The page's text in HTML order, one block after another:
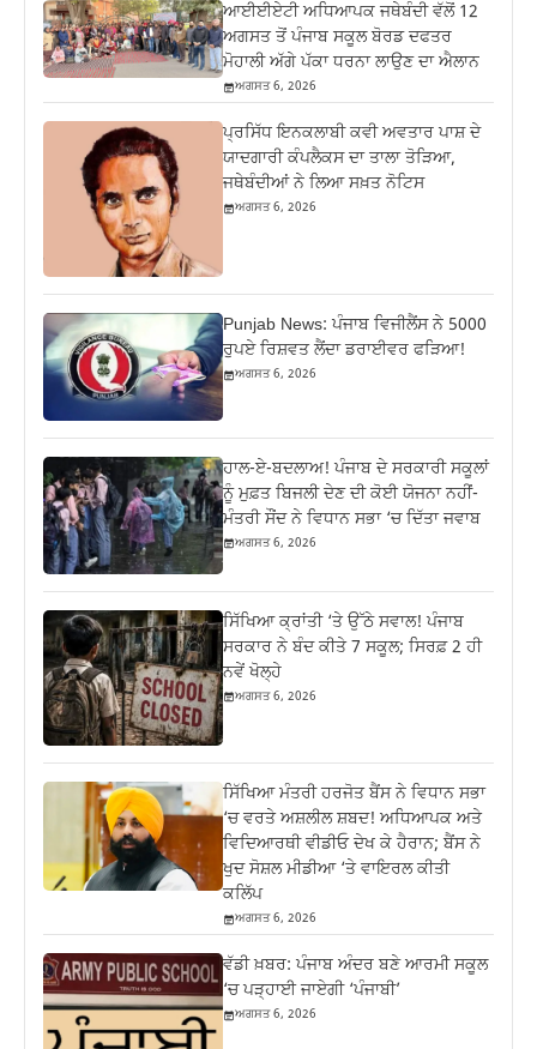
ਆਈਈਏਟੀ ਅਧਿਆਪਕ ਜਥੇਬੰਦੀ ਵੱਲੋਂ 12
ਅਗਸਤ ਤੋਂ ਪੰਜਾਬ ਸਕੂਲ ਬੋਰਡ ਦਫਤਰ
ਮੋਹਾਲੀ ਅੱਗੇ ਪੱਕਾ ਧਰਨਾ ਲਾਉਣ ਦਾ ਐਲਾਨ
ਅਗਸਤ 6, 2026
ਪ੍ਰਸਿੱਧ ਇਨਕਲਾਬੀ ਕਵੀ ਅਵਤਾਰ ਪਾਸ਼ ਦੇ
ਯਾਦਗਾਰੀ ਕੰਪਲੈਕਸ ਦਾ ਤਾਲਾ ਤੋੜਿਆ,
ਜਥੇਬੰਦੀਆਂ ਨੇ ਲਿਆ ਸਖ਼ਤ ਨੋਟਿਸ
ਅਗਸਤ 6, 2026
Punjab News: ਪੰਜਾਬ ਵਿਜੀਲੈਂਸ ਨੇ 5000
ਰੁਪਏ ਰਿਸ਼ਵਤ ਲੈਂਦਾ ਡਰਾਈਵਰ ਫੜਿਆ!
ਅਗਸਤ 6, 2026
ਹਾਲ-ਏ-ਬਦਲਾਅ! ਪੰਜਾਬ ਦੇ ਸਰਕਾਰੀ ਸਕੂਲਾਂ
ਨੂੰ ਮੁਫ਼ਤ ਬਿਜਲੀ ਦੇਣ ਦੀ ਕੋਈ ਯੋਜਨਾ ਨਹੀਂ-
ਮੰਤਰੀ ਸੌਂਦ ਨੇ ਵਿਧਾਨ ਸਭਾ ‘ਚ ਦਿੱਤਾ ਜਵਾਬ
ਅਗਸਤ 6, 2026
ਸਿੱਖਿਆ ਕ੍ਰਾਂਤੀ ‘ਤੇ ਉੱਠੇ ਸਵਾਲ! ਪੰਜਾਬ
ਸਰਕਾਰ ਨੇ ਬੰਦ ਕੀਤੇ 7 ਸਕੂਲ; ਸਿਰਫ਼ 2 ਹੀ
ਨਵੇਂ ਖੋਲ੍ਹੇ
ਅਗਸਤ 6, 2026
ਸਿੱਖਿਆ ਮੰਤਰੀ ਹਰਜੋਤ ਬੈਂਸ ਨੇ ਵਿਧਾਨ ਸਭਾ
‘ਚ ਵਰਤੇ ਅਸ਼ਲੀਲ ਸ਼ਬਦ! ਅਧਿਆਪਕ ਅਤੇ
ਵਿਦਿਆਰਥੀ ਵੀਡੀਓ ਦੇਖ ਕੇ ਹੈਰਾਨ; ਬੈਂਸ ਨੇ
ਖੁਦ ਸੋਸ਼ਲ ਮੀਡੀਆ ‘ਤੇ ਵਾਇਰਲ ਕੀਤੀ
ਕਲਿੱਪ
ਅਗਸਤ 6, 2026
ਵੱਡੀ ਖ਼ਬਰ: ਪੰਜਾਬ ਅੰਦਰ ਬਣੇ ਆਰਮੀ ਸਕੂਲ
‘ਚ ਪੜ੍ਹਾਈ ਜਾਏਗੀ ‘ਪੰਜਾਬੀ’
ਅਗਸਤ 6, 2026